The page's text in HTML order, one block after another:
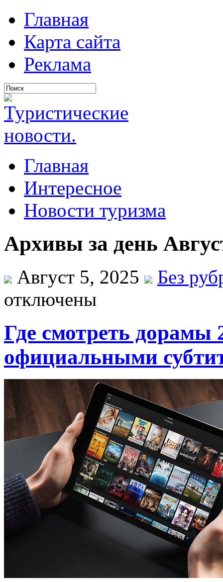
Главная
Карта сайта
Реклама
Главная
Интересное
Новости туризма
Архивы за день
Август 5, 2025
Без
отключены
Где смотреть дорамы
официальными